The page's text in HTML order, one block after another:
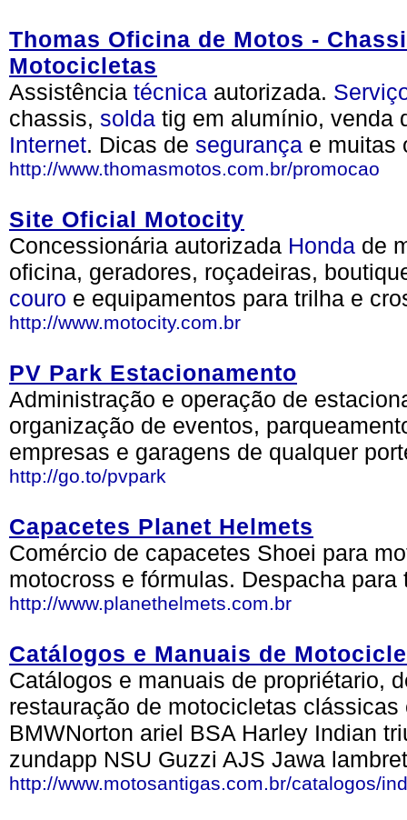
Thomas Oficina de Motos -
Motocicletas
Assistência técnica autorizada.
chassis, solda tig em alumínio, venda
Internet. Dicas de segurança e muitas
http://www.thomasmotos.com.br/promocao
Site Oficial Motocity
Concessionária autorizada Honda de
oficina, geradores, roçadeiras,
couro e equipamentos para trilha e
http://www.motocity.com.br
PV Park Estacionamento
Administração e operação de
organização de eventos,
empresas e garagens de qualquer
http://go.to/pvpark
Capacetes Planet Helmets
Comércio de capacetes Shoei para
motocross e fórmulas. Despacha
http://www.planethelmets.com.br
Catálogos e Manuais de
Catálogos e manuais de propriétario,
restauração de motocicletas
BMWNorton ariel BSA Harley Indian
zundapp NSU Guzzi AJS Jawa
http://www.motosantigas.com.br/catalogos/